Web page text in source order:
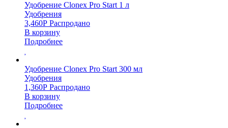
Удобрение Clonex Pro Start 1 л
Удобрения
3,460Р Распродано
В корзину
Подробнее
Удобрение Clonex Pro Start 300 мл
Удобрения
1,360Р Распродано
В корзину
Подробнее